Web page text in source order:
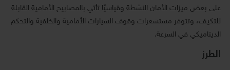
على بعض ميزات الأمان النشطة وقياسيًا تأتي بالمصابيح الأمامية القابلة
للتكيف، وتتوفر مستشعرات وقوف السيارات الأمامية والخلفية والتحكم
الديناميكي في السرعة.
الطرز